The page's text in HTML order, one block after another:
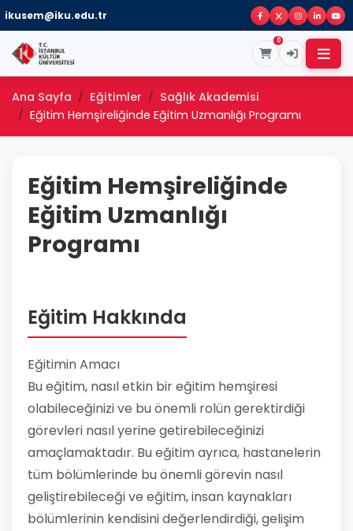
ikusem@iku.edu.tr
0
Ana Sayfa Eğitimler
Sağlık Akademisi
Eğitim Hemşireliğinde Eğitim Uzmanlığı Programı
Eğitim Hemşireliğinde
Eğitim Uzmanlığı
Programı
Eğitim Hakkında
Eğitimin Amacı
Bu eğitim, nasıl etkin bir eğitim hemşiresi
olabileceğinizi ve bu önemli rolün gerektirdiği
görevleri nasıl yerine getirebileceğinizi
amaçlamaktadır. Bu eğitim ayrıca, hastanelerin
tüm bölümlerinde bu önemli görevin nasıl
geliştirebileceği ve eğitim, insan kaynakları
bölümlerinin kendisini değerlendirdiği, gelişim